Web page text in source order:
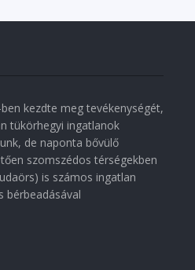
kezdte meg tevékenységét,
tükörhegyi ingatlanok
de naponta bővülő
szomszédos térségekben
is számos ingatlan
bérbeadásával